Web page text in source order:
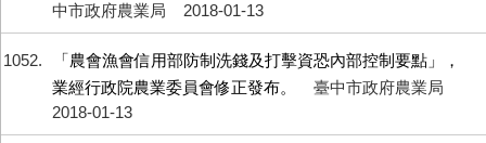
中市政府農業局
2018-01-13
1052
「農會漁會信用部防制洗錢及打擊資恐內部控制要點」，
業經行政院農業委員會修正發布。
臺中市政府農業局
2018-01-13